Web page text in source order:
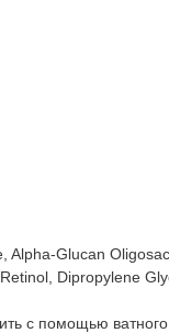
Alpha-Glucan
Dipropylene
с помощью